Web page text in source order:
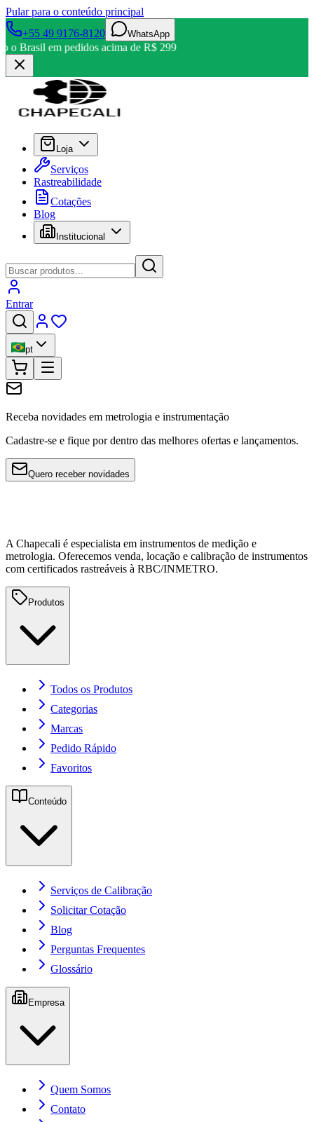
Pular para o conteúdo principal
+55 49 9176-8120
WhatsApp
o Brasil em pedidos acima de R$ 299
Loja
Serviços
Rastreabilidade
Cotações
Blog
Institucional
Entrar
pt
Receba novidades em metrologia e instrumentação
Cadastre-se e fique por dentro das melhores ofertas e lançamentos.
Quero receber novidades
A Chapecali é especialista em instrumentos de medição e
metrologia. Oferecemos venda, locação e calibração de instrumentos
com certificados rastreáveis à RBC/INMETRO.
Produtos
Todos os Produtos
Categorias
Marcas
Pedido Rápido
Favoritos
Conteúdo
Serviços de Calibração
Solicitar Cotação
Blog
Perguntas Frequentes
Glossário
Empresa
Quem Somos
Contato